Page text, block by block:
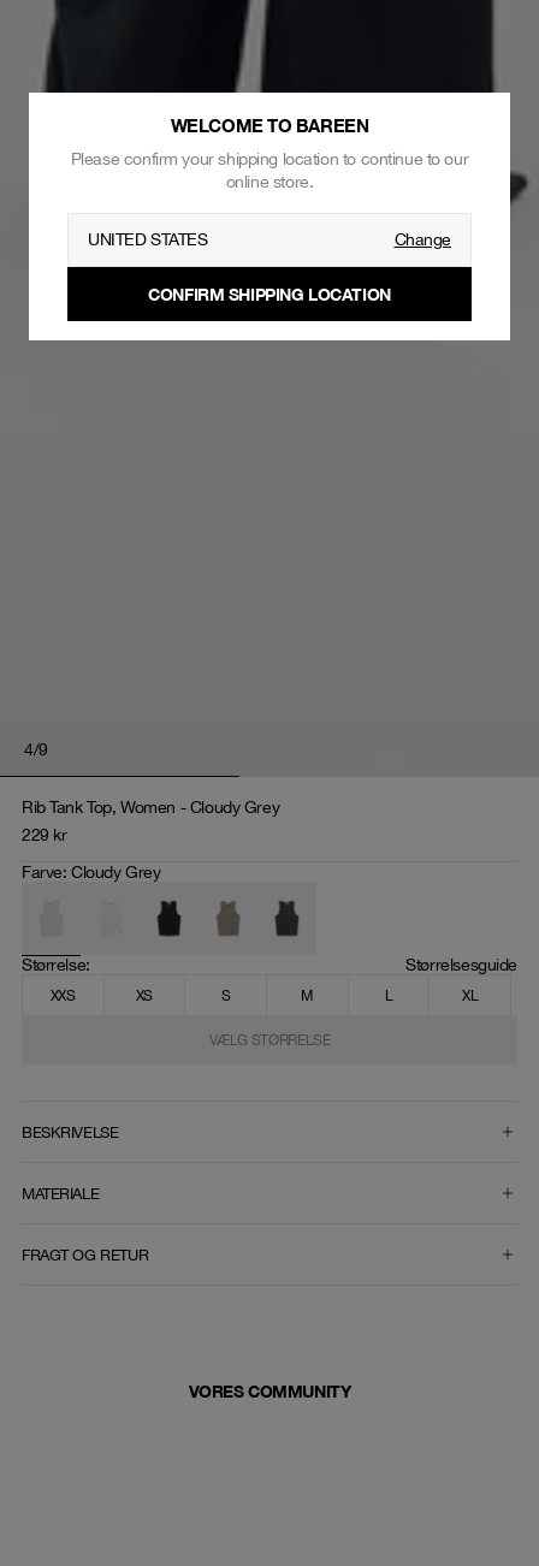
4/9
Rib Tank Top, Women - Cloudy Grey
229 kr
Farve:Cloudy Grey
Størrelse: Størrelsesguide
XXS XS S M L XL
VÆLG STØRRELSE
BESKRIVELSE
MATERIALE
FRAGT OG RETUR
VORES COMMUNITY
WELCOME TO BAREEN
Please confirm your shipping location to continue to our
online store.
UNITED STATES Change
CONFIRM SHIPPING LOCATION